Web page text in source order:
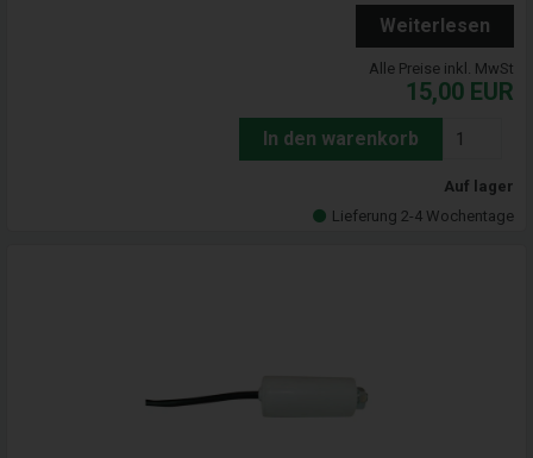
Weiterlesen
Alle Preise inkl. MwSt
15,00 EUR
In den warenkorb
Auf lager
Lieferung 2-4 Wochentage